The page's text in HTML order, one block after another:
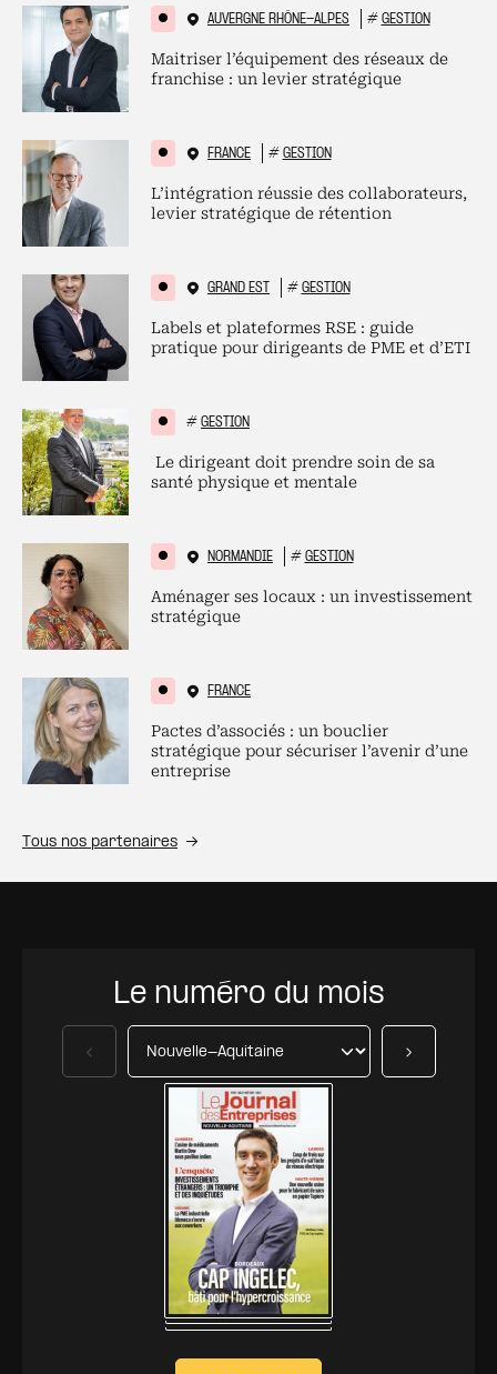
AUVERGNE RHÔNE-ALPES # GESTION
Maitriser l’équipement des réseaux de
franchise : un levier stratégique
FRANCE # GESTION
L’intégration réussie des collaborateurs,
levier stratégique de rétention
GRAND EST # GESTION
Labels et plateformes RSE : guide
pratique pour dirigeants de PME et d’ETI
# GESTION
Le dirigeant doit prendre soin de sa
santé physique et mentale
NORMANDIE # GESTION
Aménager ses locaux : un investissement
stratégique
FRANCE
Pactes d’associés : un bouclier
stratégique pour sécuriser l’avenir d’une
entreprise
Tous nos partenaires
Le numéro du mois
Précédent Suivant